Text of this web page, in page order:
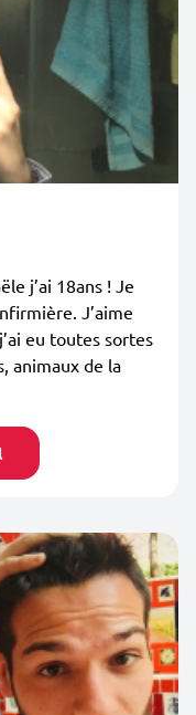
j’ai 18ans ! Je
J’aime
eu toutes sortes
animaux de la